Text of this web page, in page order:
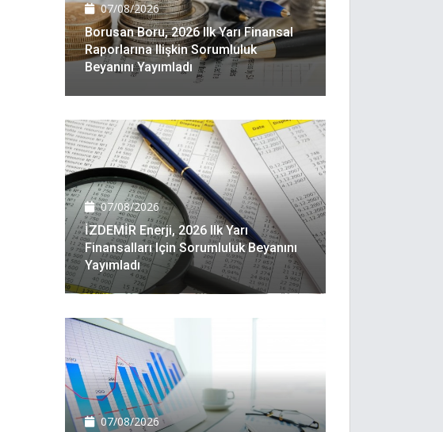
07/08/2026
Borusan Boru, 2026 Ilk Yarı Finansal
Raporlarına Ilişkin Sorumluluk
Beyanını Yayımladı
07/08/2026
İZDEMİR Enerji, 2026 Ilk Yarı
Finansalları Için Sorumluluk Beyanını
Yayımladı
07/08/2026